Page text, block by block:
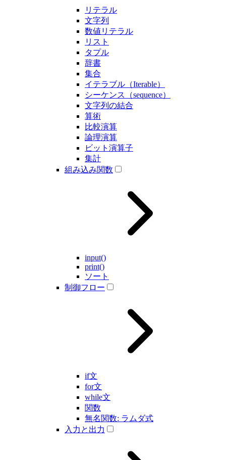
リテラル
文字列
数値リテラル
リスト
タプル
辞書
集合
イテラブル（Iterable）
シーケンス（sequence）
文字列の結合
算術
比較演算
論理演算
ビット演算子
集計
組み込み関数
input()
print()
ソート
制御フロー
if文
for文
while文
関数
無名関数: ラムダ式
入力と出力